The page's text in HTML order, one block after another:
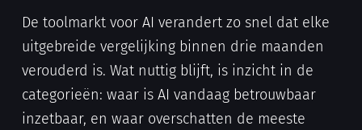
De toolmarkt voor AI verandert zo snel dat elke
uitgebreide vergelijking binnen drie maanden
verouderd is. Wat nuttig blijft, is inzicht in de
categorieën: waar is AI vandaag betrouwbaar
inzetbaar, en waar overschatten de meeste